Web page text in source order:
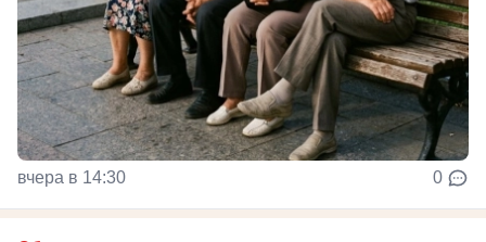
вчера в 14:30 0